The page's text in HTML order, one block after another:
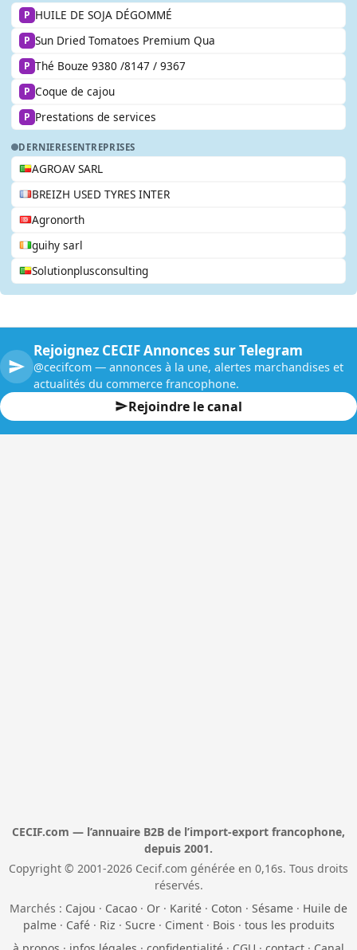
P HUILE DE SOJA DÉGOMMÉ
P Sun Dried Tomatoes Premium Qua
P Thé Bouze 9380 /8147 / 9367
P Coque de cajou
P Prestations de services
DERNIERESENTREPRISES
AGROAV SARL
BREIZH USED TYRES INTER
Agronorth
guihy sarl
Solutionplusconsulting
Rejoignez CECIF Annonces sur Telegram
@cecifcom — annonces à la une, alertes marchandises et
actualités du commerce francophone.
Rejoindre le canal
CECIF.com — l’annuaire B2B de l’import-export francophone,
depuis 2001.
Copyright © 2001-2026 Cecif.com générée en 0,16s. Tous droits
réservés.
Marchés : Cajou · Cacao · Or · Karité · Coton · Sésame · Huile de
palme· Café· Riz · Sucre· Ciment· Bois · tous les produits